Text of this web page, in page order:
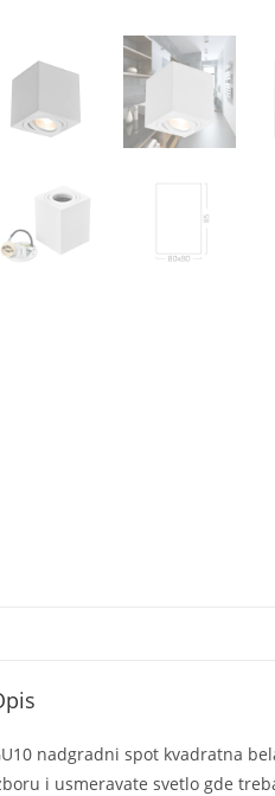
nadgradni spot kvadratna
i usmeravate svetlo gde